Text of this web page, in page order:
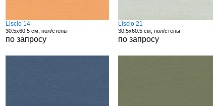
Liscio 14
30.5x60.5 см, пол/стены
по запросу
Liscio 21
30.5x60.5 см, пол/стены
по запросу